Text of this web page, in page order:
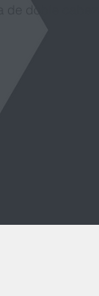
de doble cabeza